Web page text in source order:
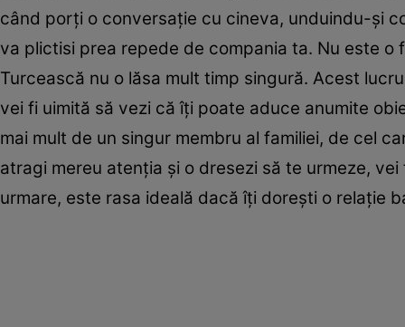
când porţi o conversaţie cu cineva, unduindu-şi
va plictisi prea repede de compania ta. Nu este
Turcească nu o lăsa mult timp singură. Acest
vei fi uimită să vezi că îţi poate aduce anumite
mai mult de un singur membru al familiei, de cel
atragi mereu atenţia şi o dresezi să te urmeze,
urmare, este rasa ideală dacă îţi doreşti o relaţie